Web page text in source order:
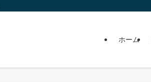
ホーム